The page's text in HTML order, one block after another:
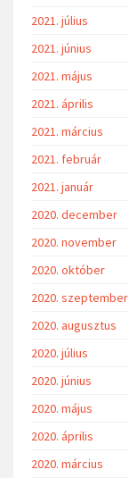
2021. július
2021. június
2021. május
2021. április
2021. március
2021. február
2021. január
2020. december
2020. november
2020. október
2020. szeptember
2020. augusztus
2020. július
2020. június
2020. május
2020. április
2020. március